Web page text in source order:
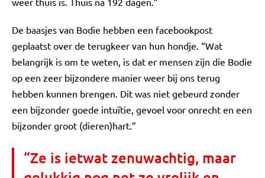
De baasjes van Bodie hebben een facebookpost
geplaatst over de terugkeer van hun hondje. “Wat
belangrijk is om te weten, is dat er mensen zijn die Bodie
op een zeer bijzondere manier weer bij ons terug
hebben kunnen brengen. Dit was niet gebeurd zonder
een bijzonder goede intuïtie, gevoel voor onrecht en een
bijzonder groot (dieren)hart.”
“Ze is ietwat zenuwachtig, maar